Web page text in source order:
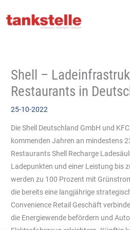
Inhalt
Shell –
Restaurants in
25-10-2022
Die Shell Deutschland GmbH und
kommenden Jahren an mindestens
Restaurants Shell Recharge
Ladepunkten und einer Leistung bis
werden zu 100 Prozent mit
die bereits eine langjährige
Convenience Retail Geschäft
die Energiewende befördern und